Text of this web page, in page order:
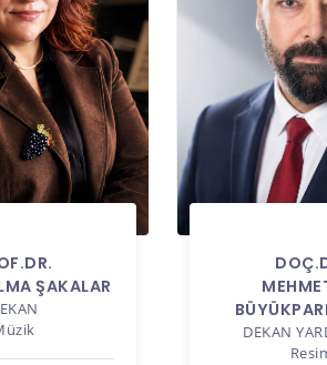
ŞAKALAR
DEKAN